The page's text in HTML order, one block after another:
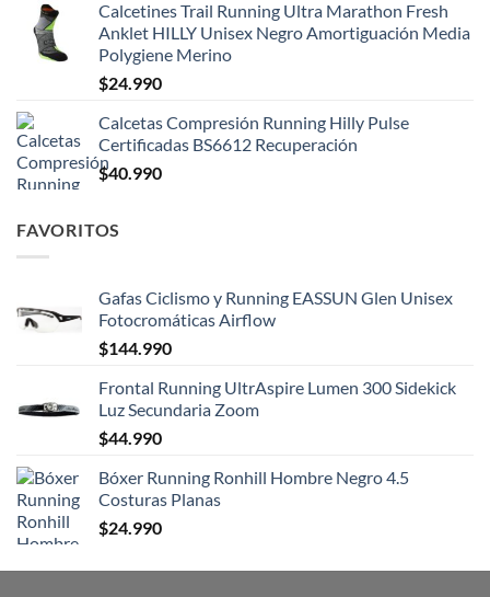
Calcetines Trail Running Ultra Marathon Fresh
Anklet HILLY Unisex Negro Amortiguación Media
Polygiene Merino
$24.990
Calcetas Compresión Running Hilly Pulse
Certificadas BS6612 Recuperación
$40.990
FAVORITOS
Gafas Ciclismo y Running EASSUN Glen Unisex
Fotocromáticas Airflow
$144.990
Frontal Running UltrAspire Lumen 300 Sidekick
Luz Secundaria Zoom
$44.990
Bóxer Running Ronhill Hombre Negro 4.5
Costuras Planas
$24.990